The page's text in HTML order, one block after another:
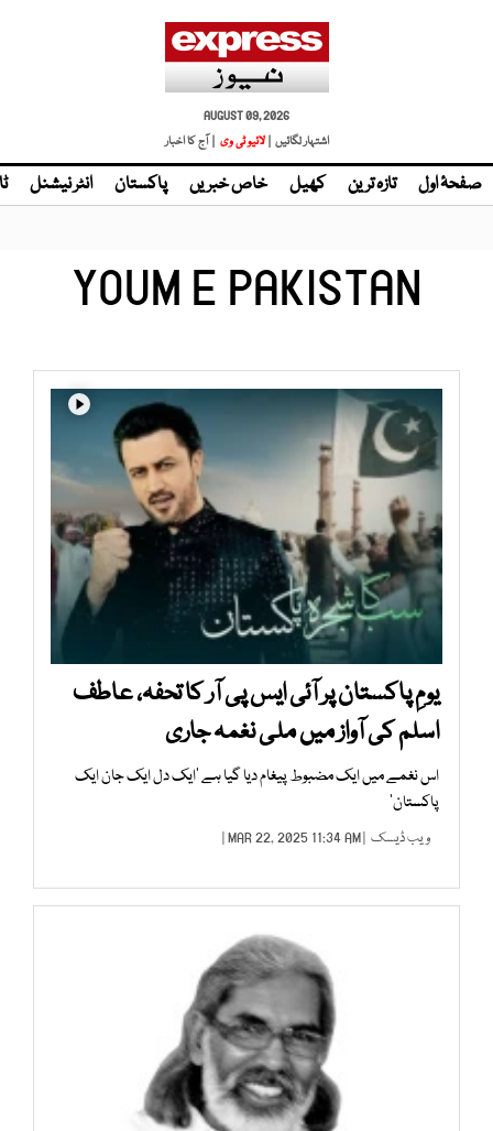
AUGUST 09, 2026
اشتہار لگائیں |
| آج کا اخبار
صفحۂ اول تازہ ترین کھیل خاص خبریں پاکستان انٹر نیشنل
YOUM E PAKISTAN
یومِ پاکستان پر آئی ایس پی آر کا تحفہ، عاطف
اسلم کی آواز میں ملی نغمہ جاری
اس نغمے میں ایک مضبوط پیغام دیا گیا ہے ’ایک دل ایک جان ایک
پاکستان‘
ویب ڈیسک | MAR 22, 2025 11:34 AM |